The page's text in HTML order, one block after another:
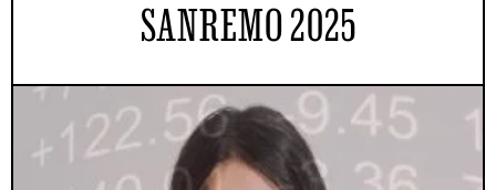
SANREMO 2025